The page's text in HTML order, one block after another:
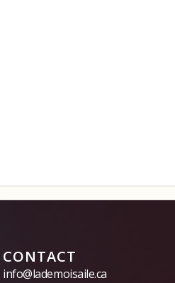
CONTACT
info@lademoisaile.ca